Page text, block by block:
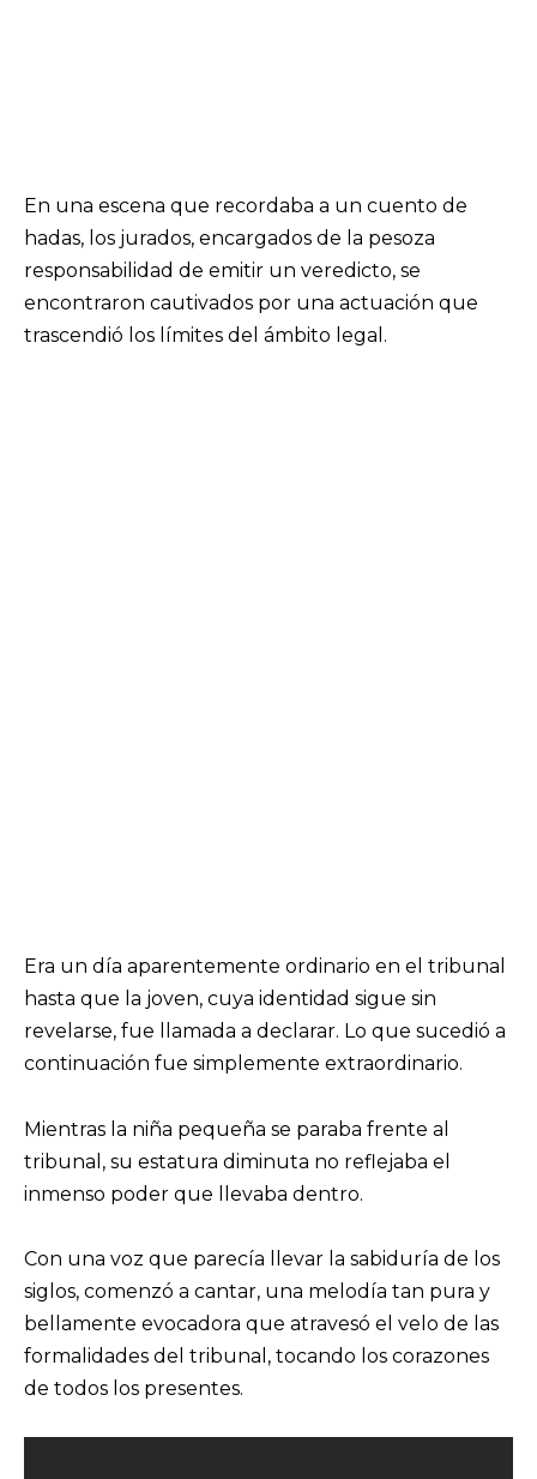
En una escena que recordaba a un cuento de
hadas, los jurados, encargados de la pesoza
responsabilidad de emitir un veredicto, se
encontraron cautivados por una actuación que
trascendió los límites del ámbito legal.
Era un día aparentemente ordinario en el tribunal
hasta que la joven, cuya identidad sigue sin
revelarse, fue llamada a declarar. Lo que sucedió a
continuación fue simplemente extraordinario.
Mientras la niña pequeña se paraba frente al
tribunal, su estatura diminuta no reflejaba el
inmenso poder que llevaba dentro.
Con una voz que parecía llevar la sabiduría de los
siglos, comenzó a cantar, una melodía tan pura y
bellamente evocadora que atravesó el velo de las
formalidades del tribunal, tocando los corazones
de todos los presentes.